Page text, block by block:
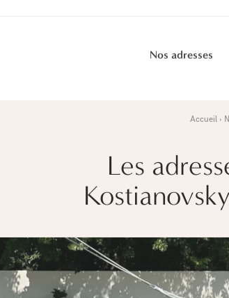
Nos adresses
Accueil
Les